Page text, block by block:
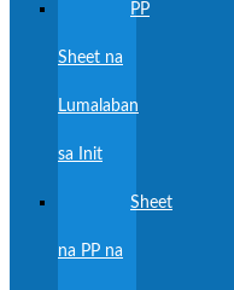
PP
Sheet na
Lumalaban
sa Init
Sheet
na PP na